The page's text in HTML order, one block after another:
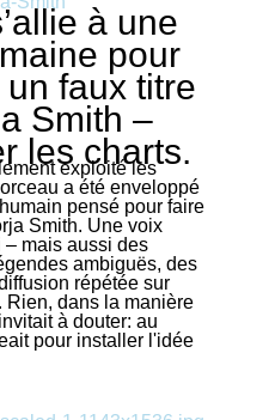
à une
pour
faux titre
Smith –
les charts.
exploité les
a été enveloppé
pensé pour faire
Smith. Une voix
– mais aussi des
ambiguës, des
répétée sur
Rien, dans la manière
à douter: au
pour installer l'idée